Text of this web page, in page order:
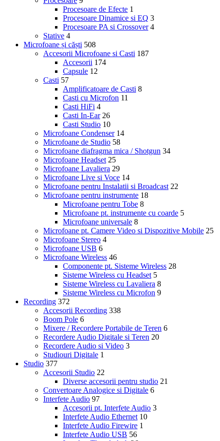
Procesoare de Efecte 1
Procesoare Dinamice si EQ 3
Procesoare PA si Crossover 4
Stative 4
Microfoane și căști 508
Accesorii Microfoane si Casti 187
Accesorii 174
Capsule 12
Casti 57
Amplificatoare de Casti 8
Casti cu Microfon 11
Casti HiFi 4
Casti In-Ear 26
Casti Studio 10
Microfoane Condenser 14
Microfoane de Studio 58
Microfoane diafragma mica / Shotgun 34
Microfoane Headset 25
Microfoane Lavaliera 29
Microfoane Live si Voce 14
Microfoane pentru Instalatii si Broadcast 22
Microfoane pentru instrumente 18
Microfoane pentru Tobe 8
Microfoane pt. instrumente cu coarde 5
Microfoane universale 8
Microfoane pt. Camere Video si Dispozitive Mobile 25
Microfoane Stereo 4
Microfoane USB 6
Microfoane Wireless 46
Componente pt. Sisteme Wireless 28
Sisteme Wireless cu Headset 5
Sisteme Wireless cu Lavaliera 8
Sisteme Wireless cu Microfon 9
Recording 372
Accesorii Recording 338
Boom Pole 6
Mixere / Recordere Portabile de Teren 6
Recordere Audio Digitale si Teren 20
Recordere Audio si Video 3
Studiouri Digitale 1
Studio 377
Accesorii Studio 22
Diverse accesorii pentru studio 21
Convertoare Analogice si Digitale 6
Interfete Audio 97
Accesorii pt. Interfete Audio 3
Interfete Audio Ethernet 10
Interfete Audio Firewire 1
Interfete Audio USB 56